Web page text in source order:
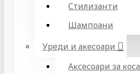
Стилизанти
Шампоани
Уреди и акесоари
Аксесоари за коса